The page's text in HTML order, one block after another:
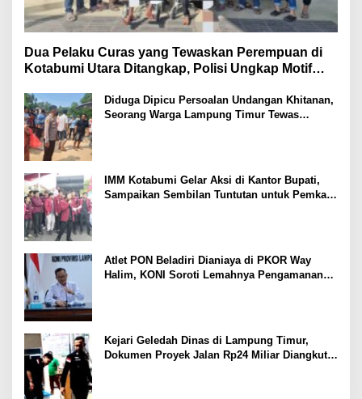
Dua Pelaku Curas yang Tewaskan Perempuan di
Kotabumi Utara Ditangkap, Polisi Ungkap Motif
Diduga Dipicu Persoalan Undangan Khitanan,
Seorang Warga Lampung Timur Tewas
IMM Kotabumi Gelar Aksi di Kantor Bupati,
Sampaikan Sembilan Tuntutan untuk Pemkab
Atlet PON Beladiri Dianiaya di PKOR Way
Halim, KONI Soroti Lemahnya Pengamanan
Kejari Geledah Dinas di Lampung Timur,
Dokumen Proyek Jalan Rp24 Miliar Diangkut